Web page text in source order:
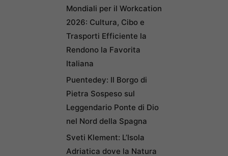
Mondiali per il Workcation
2026: Cultura, Cibo e
Trasporti Efficiente la
Rendono la Favorita
Italiana
Puentedey: Il Borgo di
Pietra Sospeso sul
Leggendario Ponte di Dio
nel Nord della Spagna
Sveti Klement: L’Isola
Adriatica dove la Natura